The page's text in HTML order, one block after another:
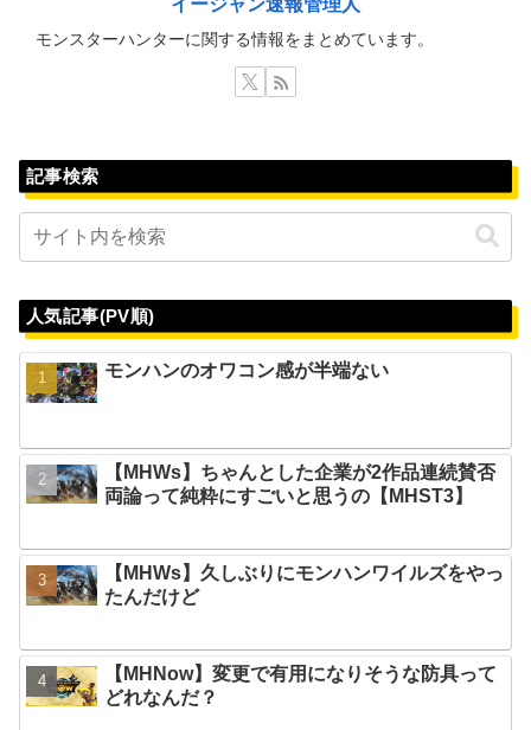
イージャン速報管理人
モンスターハンターに関する情報をまとめています。
記事検索
人気記事(PV順)
モンハンのオワコン感が半端ない
【MHWs】ちゃんとした企業が2作品連続賛否
両論って純粋にすごいと思うの【MHST3】
【MHWs】久しぶりにモンハンワイルズをやっ
たんだけど
【MHNow】変更で有用になりそうな防具って
どれなんだ？